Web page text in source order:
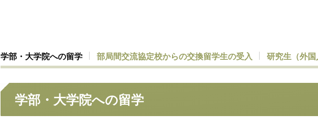
学部・ 大学院への留学 部局間交流協定校からの交換留学生の受入 研究生 （外
学部・ 大学院への留学